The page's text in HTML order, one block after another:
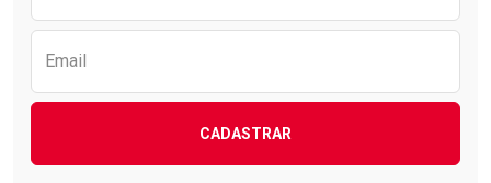
Ver Desconto Convênio
Email
CADASTRAR